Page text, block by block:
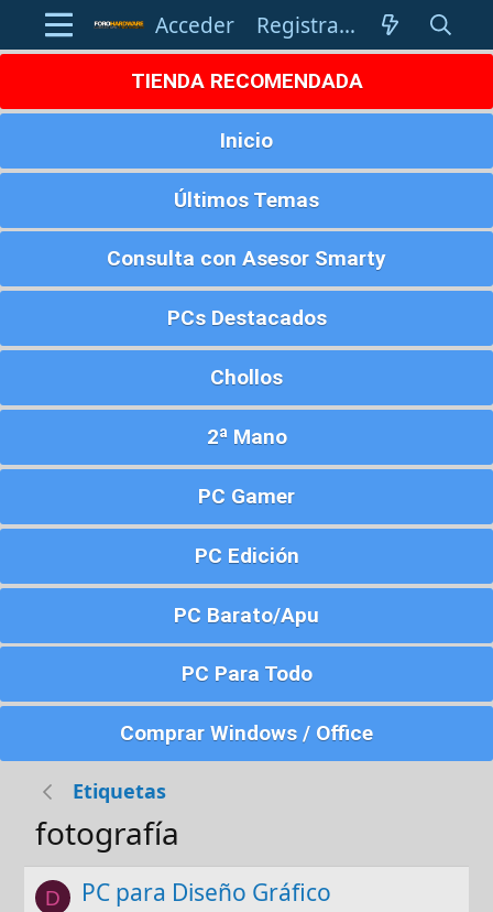
Acceder Registrarse
TIENDA RECOMENDADA
Inicio
Últimos Temas
Consulta con Asesor Smarty
PCs Destacados
Chollos
2ª Mano
PC Gamer
PC Edición
PC Barato/Apu
PC Para Todo
Comprar Windows / Office
Etiquetas
fotografía
D PC para Diseño Gráfico